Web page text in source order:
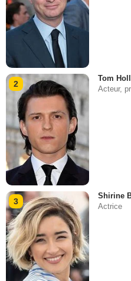
2
Tom
Acteur,
3
Shirine
Actrice